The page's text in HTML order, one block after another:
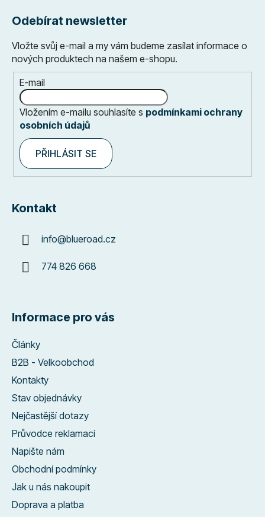
Odebírat newsletter
Vložte svůj e-mail a my vám budeme zasílat informace o
nových produktech na našem e-shopu.
E-mail
Vložením e-mailu souhlasíte s podmínkami ochrany
osobních údajů
PŘIHLÁSIT SE
Kontakt
info@blueroad.cz
774 826 668
Informace pro vás
Články
B2B - Velkoobchod
Kontakty
Stav objednávky
Nejčastější dotazy
Průvodce reklamací
Napište nám
Obchodní podmínky
Jak u nás nakoupit
Doprava a platba